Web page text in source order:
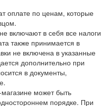
оплате по ценам, которые
включают в себя все налоги
также принимается в
не включена в указанные
дополнительно при
в документы,
может быть
порядке. При